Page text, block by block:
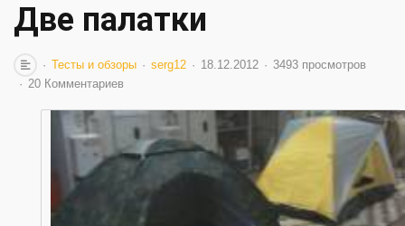
Две палатки
Тесты и обзоры serg12 18.12.2012
3493 просмотров
20 Комментариев